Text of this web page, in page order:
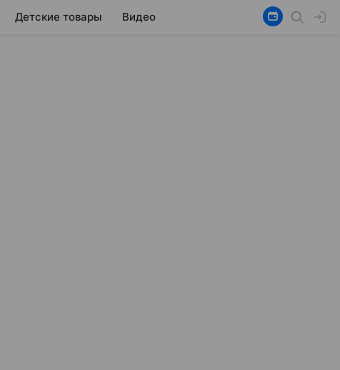
Детские товары Видео